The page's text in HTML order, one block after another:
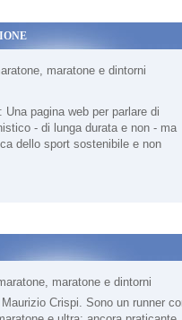
maratone e dintorni
: Una pagina web per parlare di
- di lunga durata e non - ma
dello sport sostenibile e non
maratone e dintorni